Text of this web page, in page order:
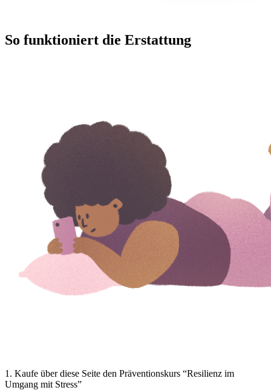
So funktioniert die Erstattung
1 . Kaufe über diese Seite den Präventionskurs “Resilienz im
Umgang mit Stress”